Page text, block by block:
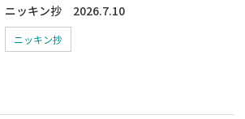
ニッキン抄 2026.7.10
ニッキン抄